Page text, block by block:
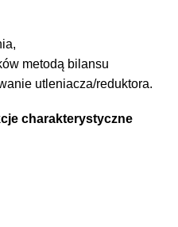
metodą bilansu
utleniacza/reduktora.
charakterystyczne